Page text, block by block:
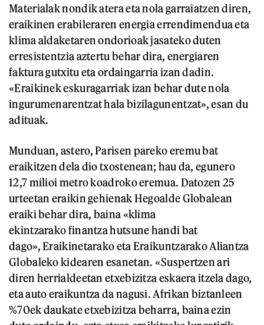
Materialak nondik atera eta nola garraiatzen diren,
eraikinen erabileraren energia errendimendua eta
klima aldaketaren ondorioak jasateko duten
erresistentzia aztertu behar dira, energiaren
faktura gutxitu eta ordaingarria izan dadin.
«Eraikinek eskuragarriak izan behar dute nola
ingurumenarentzat hala bizilagunentzat», esan du
adituak.
Munduan, astero, Parisen pareko eremu bat
eraikitzen dela dio txostenean; hau da, egunero
12,7 milioi metro koadroko eremua. Datozen 25
urteetan eraikin gehienak Hegoalde Globalean
eraiki behar dira, baina «klima
ekintzarako finantza hutsune handi bat
dago», Eraikinetarako eta Eraikuntzarako Aliantza
Globaleko kidearen esanetan. «Suspertzen ari
diren herrialdeetan etxebizitza eskaera itzela dago,
eta auto eraikuntza da nagusi. Afrikan biztanleen
%70ek daukate etxebizitza beharra, baina ezin